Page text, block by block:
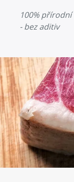
100%
- bez aditiv